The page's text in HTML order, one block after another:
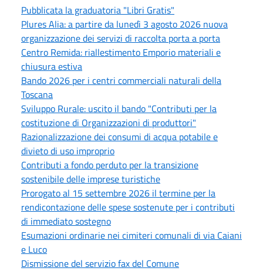
Pubblicata la graduatoria "Libri Gratis"
Plures Alia: a partire da lunedì 3 agosto 2026 nuova
organizzazione dei servizi di raccolta porta a porta
Centro Remida: riallestimento Emporio materiali e
chiusura estiva
Bando 2026 per i centri commerciali naturali della
Toscana
Sviluppo Rurale: uscito il bando "Contributi per la
costituzione di Organizzazioni di produttori"
Razionalizzazione dei consumi di acqua potabile e
divieto di uso improprio
Contributi a fondo perduto per la transizione
sostenibile delle imprese turistiche
Prorogato al 15 settembre 2026 il termine per la
rendicontazione delle spese sostenute per i contributi
di immediato sostegno
Esumazioni ordinarie nei cimiteri comunali di via Caiani
e Luco
Dismissione del servizio fax del Comune